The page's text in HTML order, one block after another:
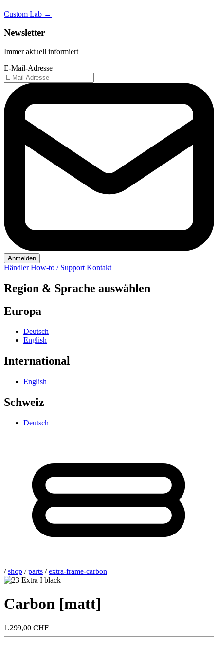
Custom Lab →
Newsletter
Immer aktuell informiert
E-Mail-Adresse
Anmelden
Händler How-to / Support Kontakt
Region & Sprache auswählen
Europa
Deutsch
English
International
English
Schweiz
Deutsch
/ shop / parts / extra-frame-carbon
Carbon [matt]
1.299,00 CHF